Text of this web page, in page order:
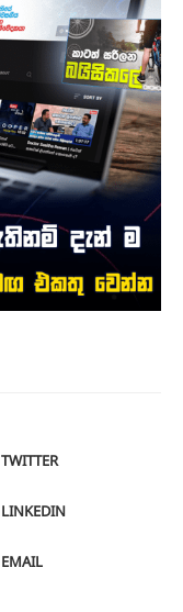
TWITTER
LINKEDIN
EMAIL